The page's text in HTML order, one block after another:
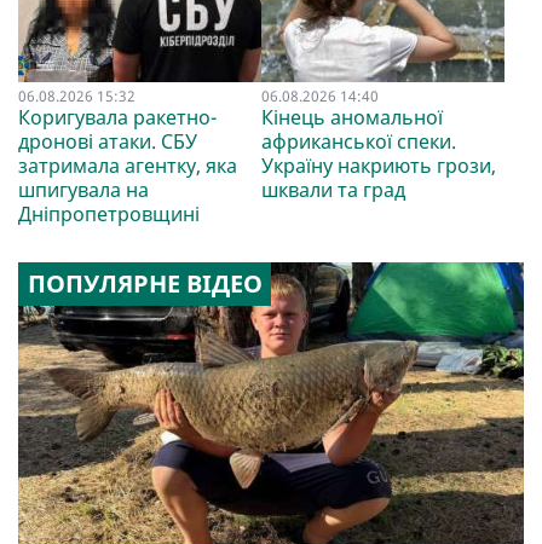
06.08.2026 15:32
Коригувала ракетно-
дронові атаки. СБУ
затримала агентку, яка
шпигувала на
Дніпропетровщині
06.08.2026 14:40
Кінець аномальної
африканської спеки.
Україну накриють грози,
шквали та град
ПОПУЛЯРНЕ ВІДЕО